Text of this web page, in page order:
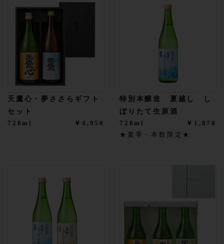
天鷹心・夢ささらギフト
セット
720ml ￥4,950
特別本醸造 夏越し し
ぼりたて生原酒
720ml
￥1,870
★夏季・本数限定★